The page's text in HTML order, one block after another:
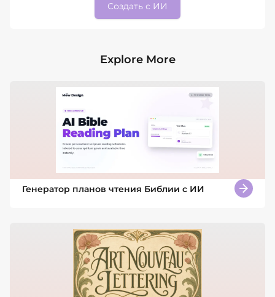
Создать с ИИ
Explore More
Генератор планов чтения Библии с ИИ